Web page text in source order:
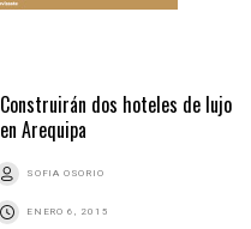
Construirán dos hoteles de lujo
en Arequipa
SOFIA OSORIO
ENERO 6, 2015